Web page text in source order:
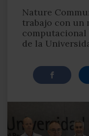
Nature
trabajo con un
de la